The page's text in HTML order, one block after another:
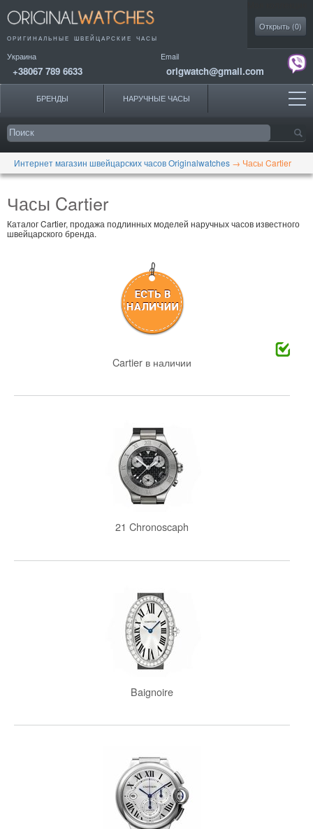
ОРИГИНАЛЬНЫЕ ШВЕЙЦАРСКИЕ ЧАСЫ
Украина
+38067 789 6633
Email
origwatch@gmail.com
Открыть (0)
БРЕНДЫ НАРУЧНЫЕ ЧАСЫ
Интернет магазин швейцарских часов Originalwatches → Часы Cartier
Часы Cartier
Каталог Cartier, продажа подлинных моделей наручных часов известного
швейцарского бренда.
Cartier в наличии
21 Chronoscaph
Baignoire